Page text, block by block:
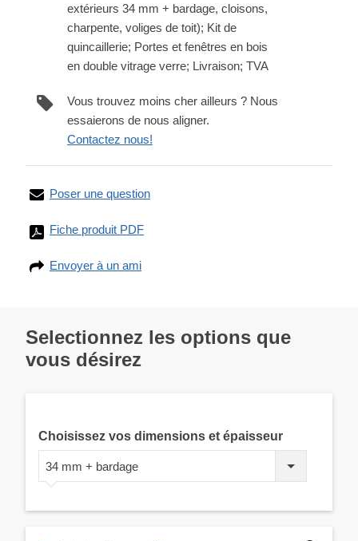
extérieurs 34 mm + bardage, cloisons,
charpente, voliges de toit); Kit de
quincaillerie; Portes et fenêtres en bois
en double vitrage verre; Livraison; TVA
Vous trouvez moins cher ailleurs ? Nous
essaierons de nous aligner.
Contactez nous!
Poser une question
Fiche produit PDF
Envoyer à un ami
Selectionnez les options que
vous désirez
Choisissez vos dimensions et épaisseur
34 mm + bardage